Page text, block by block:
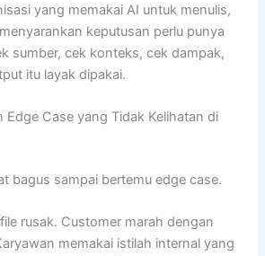
yang memakai AI untuk menulis,
keputusan perlu punya
sumber, cek konteks, cek dampak,
itu layak dipakai.
Edge Case yang Tidak Kelihatan di
bagus sampai bertemu edge case.
rusak. Customer marah dengan
memakai istilah internal yang